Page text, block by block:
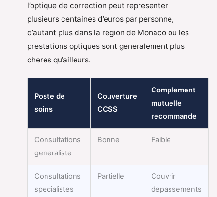
l’optique de correction peut representer
plusieurs centaines d’euros par personne,
d’autant plus dans la region de Monaco ou les
prestations optiques sont generalement plus
cheres qu’ailleurs.
Poste de
soins
Couverture
CCSS
Complement
mutuelle
recommande
Consultations
generaliste
Bonne Faible
Consultations
specialistes
Partielle
Couvrir
depassements